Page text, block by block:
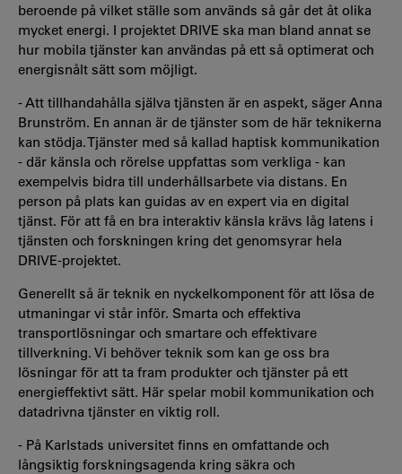
beroende på vilket ställe som används så går det åt olika
mycket energi. I projektet DRIVE ska man bland annat se
hur mobila tjänster kan användas på ett så optimerat och
energisnålt sätt som möjligt.
- Att tillhandahålla själva tjänsten är en aspekt, säger Anna
Brunström. En annan är de tjänster som de här teknikerna
kan stödja. Tjänster med så kallad haptisk kommunikation
- där känsla och rörelse uppfattas som verkliga - kan
exempelvis bidra till underhållsarbete via distans. En
person på plats kan guidas av en expert via en digital
tjänst. För att få en bra interaktiv känsla krävs låg latens i
tjänsten och forskningen kring det genomsyrar hela
DRIVE-projektet.
Generellt så är teknik en nyckelkomponent för att lösa de
utmaningar vi står inför. Smarta och effektiva
transportlösningar och smartare och effektivare
tillverkning. Vi behöver teknik som kan ge oss bra
lösningar för att ta fram produkter och tjänster på ett
energieffektivt sätt. Här spelar mobil kommunikation och
datadrivna tjänster en viktig roll.
- På Karlstads universitet finns en omfattande och
långsiktig forskningsagenda kring säkra och